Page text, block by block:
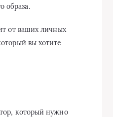
образа.
от ваших личных
вы хотите
который нужно